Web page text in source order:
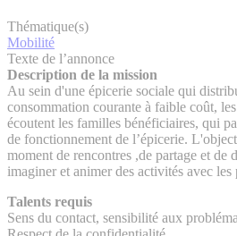
Thématique(s)
Mobilité
Texte de l’annonce
Description de la mission
Au sein d'une épicerie sociale qui
consommation courante à faible coût,
écoutent les familles bénéficiaires, qui
de fonctionnement de l’épicerie.
moment de rencontres ,de partage et de
imaginer et animer des activités avec les
Talents requis
Sens du contact, sensibilité aux